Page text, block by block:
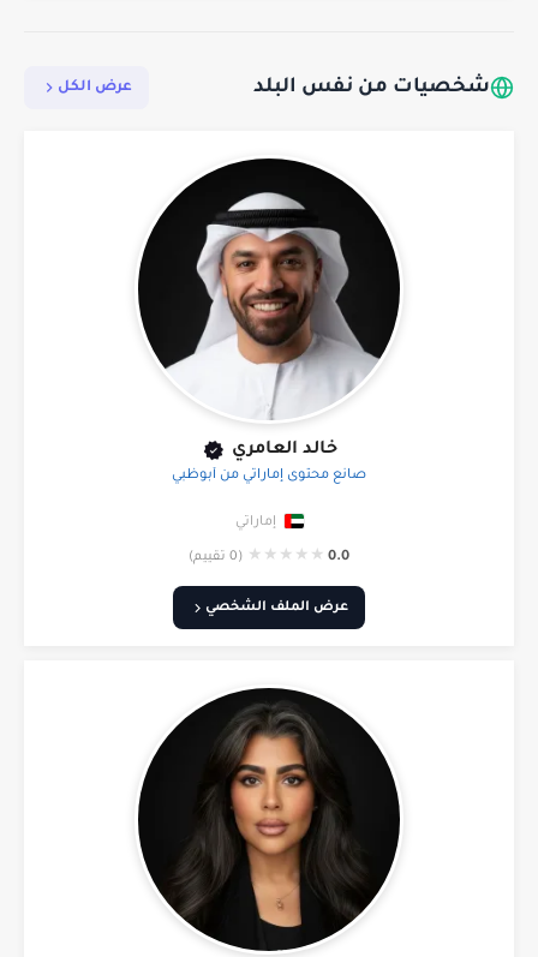
شخصيات من نفس البلد عرض الكل
خالد العامري
صانع محتوى إماراتي من أبوظبي
إماراتي
0.0
★
★
★
★
★ (0 تقييم)
عرض الملف الشخصي